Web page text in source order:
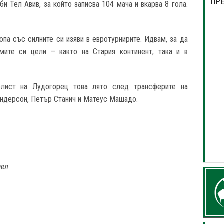
Тел Авив, за който записва 104 мача и вкарва 8 гола.
със силните си изяви в евротурнирите. Идвам, за да
си цели – както на Стария континент, така и в
на Лудогорец това лято след трансферите на
Петър Станич и Матеус Машадо.